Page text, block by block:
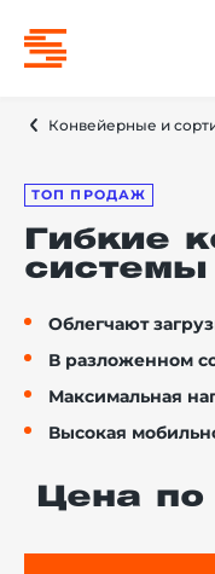
Конвейерные и
ТОП ПРОДАЖ
Гибкие
системы
Облегчают
В разложенном
Максимальная
Высокая
Цена по